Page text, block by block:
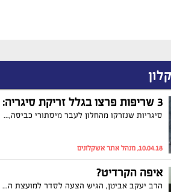
3 שריפות פרצו בגלל זריקת סיגריה:
סיגריות שנזרקו מהחלון לעבר מיסתורי כביסה, גרמו ללא פחות משלוש שריפות לאחרונה. בכיבוי האש באשקלון מזהירים מפני התופעה שעלולה לגבות מחיר חיי אדם
10.04.18, מנהל אתר אשקלונים
איפה הקרדיט?
הרב יעקב אביטן, הגיש הצעה לסדר למועצת העיר בה ביקש להעניק הנחה בארנונה למשרתי המילואים כפי שאישר שר הפנים, אריה דרעי. יממה לאחר מכן, העירייה הוציאה הודעה כי ביוזמת ראש העיר בפועל, תובא הצעה זאת לסדר היום. הרב אביטן: "הם יכולים להתהדר בקרדיט לא להם העיקר שיתחילו לעבוד"